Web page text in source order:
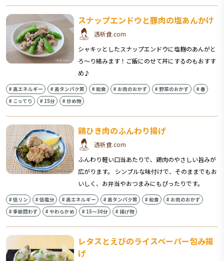
スナップエンドウと豚肉の塩あんかけ
透析食.com
シャキッとしたスナップエンドウに塩麹のあんがと
ろ～り絡みます！ご飯にのせて丼にするのもおすす
め♪
#高エネルギー #高タンパク質 #和食 # お肉のおかず #野菜のおかず #春
# こってり # 15分 #炒め物
鶏ひき肉のふんわり揚げ
透析食.com
ふんわり軽い口当あたりで、鶏肉のやさしい旨みが
広がります。 シンプルな味付けで、そのままでもお
いしく、お弁当やおつまみにもぴったりです。
#低リン #低塩分 #高エネルギー #高タンパク質 #和食 # お肉のおかず
#季節問わず #やわらかめ # 15〜30分 #揚げ物
レタスとえびのライスペーパー包み揚
げ